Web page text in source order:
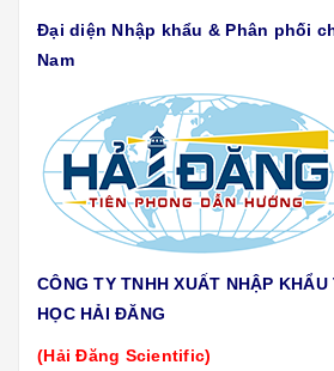
Đại diện Nhập khẩu & Phân phối
Nam
CÔNG TY TNHH XUẤT NHẬP
HỌC HẢI ĐĂNG
(Hải Đăng Scientific)